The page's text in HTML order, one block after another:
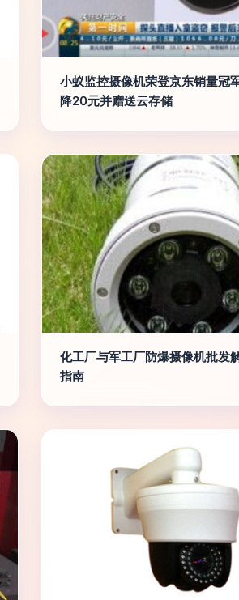
小蚁监控摄像机荣登京东销量冠
降20元并赠送云存储
化工厂与军工厂防爆摄像机批发
指南